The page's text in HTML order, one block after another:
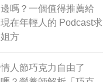
邊嗎？一個值得推薦給
現在年輕人的 Podcast求
姐方
情人節巧克力自由了